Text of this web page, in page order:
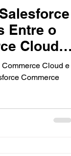
Entre o
Cloud e
Cloud e